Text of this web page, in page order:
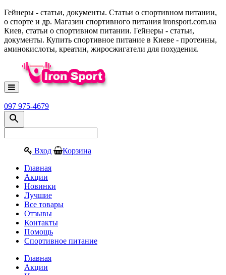
Гейнеры - статьи, документы. Статьи о спортивном питании,
о спорте и др. Магазин спортивного питания ironsport.com.ua
Киев, статьи о спортивном питании. Гейнеры - статьи,
документы. Купить спортивное питание в Киеве - протеины,
аминокислоты, креатин, жиросжигатели для похудения.
097 975-4679
Вход Корзина
Главная
Акции
Новинки
Лучшие
Все товары
Отзывы
Контакты
Помощь
Спортивное питание
Главная
Акции